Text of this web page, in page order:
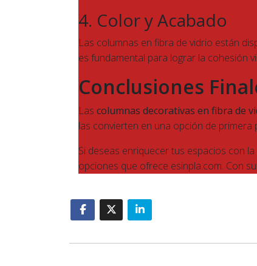
4. Color y Acabado
Las columnas en fibra de vidrio están
es fundamental para lograr la cohesión
Conclusiones
Las columnas decorativas en fibra de
las convierten en una opción de
Si deseas enriquecer tus espacios con
opciones que ofrece esinpla.com. Con